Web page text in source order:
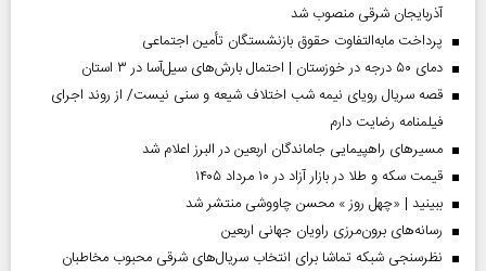
آذربایجان شرقی منصوب شد
پرداخت مابه‌التفاوت حقوق بازنشستگان تأمین اجتماعی
دمای ۵۰ درجه در خوزستان | احتمال بارش‌های سیل‌آسا در ۳ استان
قصه سریال رویای نیمه شب اختلاف شیعه و سنی نیست/ از روند اجرای
فیلمنامه رضایت دارم
مسیر‌های راهپیمایی جاماندگان اربعین در البرز اعلام شد
قیمت سکه و طلا در بازار آزاد در ۱۰ مرداد ۱۴۰۵
ببینید | «چهل روز » محسن چاووشی منتشر شد
رسانه‌های برون‌مرزی راویان جهانی اربعین
نظرسنجی شبکه تماشا برای انتخاب سریال‌های شرقی محبوب مخاطبان